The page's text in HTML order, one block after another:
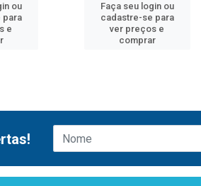
ou
para
e
Faça seu login ou
cadastre-se para
ver preços e
comprar